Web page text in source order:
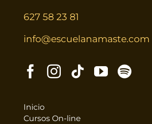
627 58 23 81
info@escuelanamaste.com
Inicio
Cursos On-line